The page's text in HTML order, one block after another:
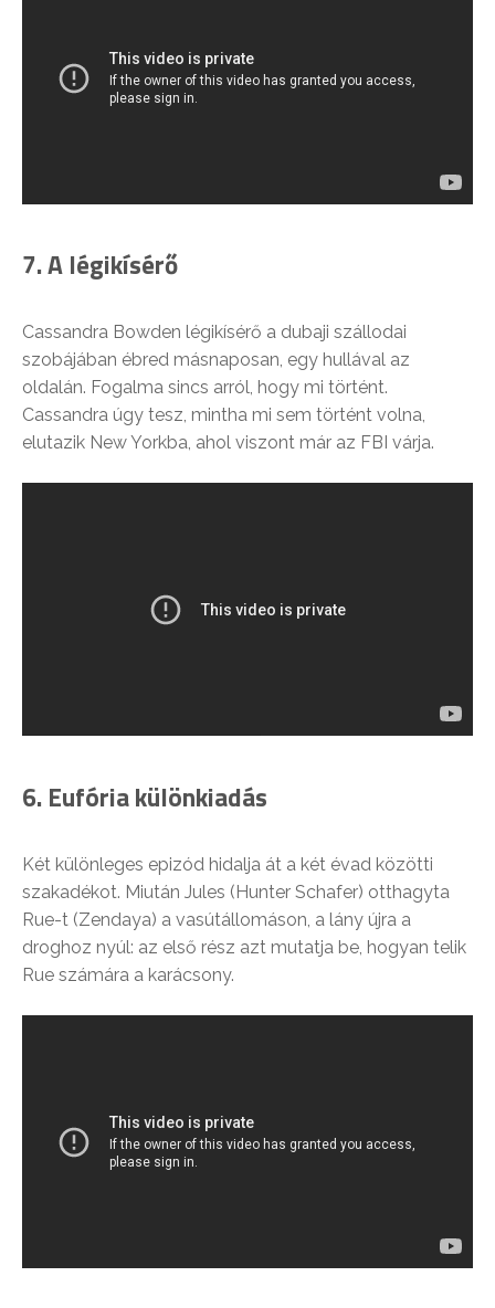
7. A légikísérő
Cassandra Bowden légikísérő a dubaji szállodai
szobájában ébred másnaposan, egy hullával az
oldalán. Fogalma sincs arról, hogy mi történt.
Cassandra úgy tesz, mintha mi sem történt volna,
elutazik New Yorkba, ahol viszont már az FBI várja.
6. Eufória különkiadás
Két különleges epizód hidalja át a két évad közötti
szakadékot. Miután Jules (Hunter Schafer) otthagyta
Rue-t (Zendaya) a vasútállomáson, a lány újra a
droghoz nyúl: az első rész azt mutatja be, hogyan telik
Rue számára a karácsony.